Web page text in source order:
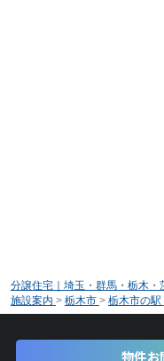
分譲住宅｜埼玉・群馬・栃木
施設案内 > 栃木市 > 栃木市の駅
物件お